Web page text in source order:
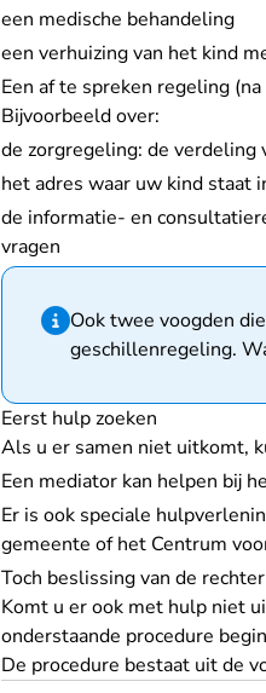
een medische behandeling
een verhuizing van het kind
Een af te spreken regeling
Bijvoorbeeld over:
de zorgregeling: de verdeling
het adres waar uw kind staat
de informatie- en
vragen
Hint van type informatie
Ook twee voogden
geschillenregeling.
Eerst hulp zoeken
Als u er samen niet uitkomt,
Een mediator kan helpen bij
Er is ook speciale
gemeente of het Centrum
Toch beslissing van de
Komt u er ook met hulp niet
onderstaande procedure
De procedure bestaat uit de